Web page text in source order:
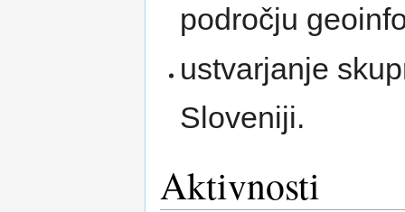
področju
ustvarjanje
Sloveniji.
Aktivnosti